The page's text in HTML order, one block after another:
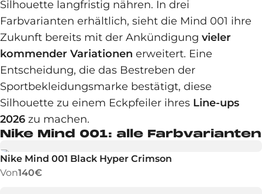
Silhouette langfristig nähren. In drei
Farbvarianten erhältlich, sieht die Mind 001 ihre
Zukunft bereits mit der Ankündigung vieler
kommender Variationen erweitert. Eine
Entscheidung, die das Bestreben der
Sportbekleidungsmarke bestätigt, diese
Silhouette zu einem Eckpfeiler ihres Line-ups
2026 zu machen.
Nike Mind 001: alle Farbvarianten
Nike Mind 001 Black Hyper Crimson
Von140€